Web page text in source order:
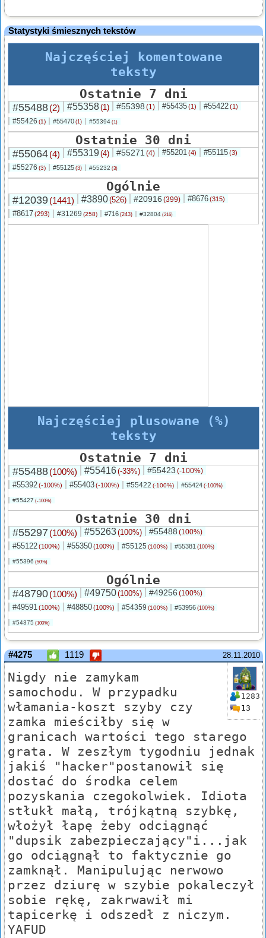
Statystyki śmiesznych tekstów
Najczęściej komentowane
teksty
Ostatnie 7 dni
#55488(2) #55358(1) #55398 (1) #55435(1) #55422(1)
#55426 (1) #55470 (1) #55394 (1)
Ostatnie 30 dni
#55064(4) #55319(4) #55271 (4) #55201(4) #55115(3)
#55276 (3) #55125 (3) #55232 (3)
Ogólnie
#12039(1441) #3890(526) #20916 (399) #8676(315)
#8617(293) #31269 (258) #716 (243) #32804 (216)
Najczęściej plusowane (%)
teksty
Ostatnie 7 dni
#55488(100%) #55416(-33%) #55423 (-100%)
#55392(-100%) #55403(-100%) #55422 (-100%) #55424 (-100%)
#55427 (-100%)
Ostatnie 30 dni
#55297 (100%) #55263(100%) #55488 (100%)
#55122(100%) #55350(100%) #55125 (100%) #55381 (100%)
#55396 (50%)
Ogólnie
#48790(100%) #49750(100%) #49256 (100%)
#49591(100%) #48850(100%) #54359 (100%) #53956 (100%)
#54375 (100%)
28.11.2010
#4275 1119
1283
13
Nigdy nie zamykam
samochodu. W przypadku
włamania-koszt szyby czy
zamka mieściłby się w
granicach wartości tego starego
grata. W zeszłym tygodniu jednak
jakiś "hacker"postanowił się
dostać do środka celem
pozyskania czegokolwiek. Idiota
stłukł małą, trójkątną szybkę,
włożył łapę żeby odciągnąć
"dupsik zabezpieczający"i...jak
go odciągnął to faktycznie go
zamknął. Manipulując nerwowo
przez dziurę w szybie pokaleczył
sobie rękę, zakrwawił mi
tapicerkę i odszedł z niczym.
YAFUD